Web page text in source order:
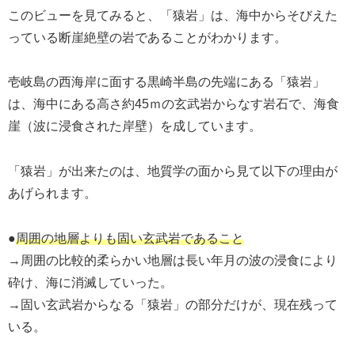
このビューを見てみると、「猿岩」は、海中からそびえた
っている断崖絶壁の岩であることがわかります。
壱岐島の西海岸に面する黒崎半島の先端にある「猿岩」
は、海中にある高さ約45ｍの玄武岩からなす岩石で、海食
崖（波に浸食された岸壁）を成しています。
「猿岩」が出来たのは、地質学の面から見て以下の理由が
あげられます。
●周囲の地層よりも固い玄武岩であること
→周囲の比較的柔らかい地層は長い年月の波の浸食により
砕け、海に消滅していった。
→固い玄武岩からなる「猿岩」の部分だけが、現在残って
いる。